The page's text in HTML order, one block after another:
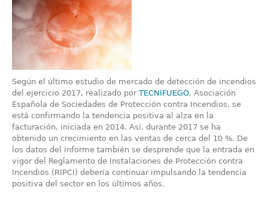
Según el último estudio de mercado de detección de incendios
del ejercicio 2017, realizado por TECNIFUEGO, Asociación
Española de Sociedades de Protección contra Incendios, se
está confirmando la tendencia positiva al alza en la
facturación, iniciada en 2014. Así, durante 2017 se ha
obtenido un crecimiento en las ventas de cerca del 10 %. De
los datos del informe también se desprende que la entrada en
vigor del Reglamento de Instalaciones de Protección contra
Incendios (RIPCI) debería continuar impulsando la tendencia
positiva del sector en los últimos años.